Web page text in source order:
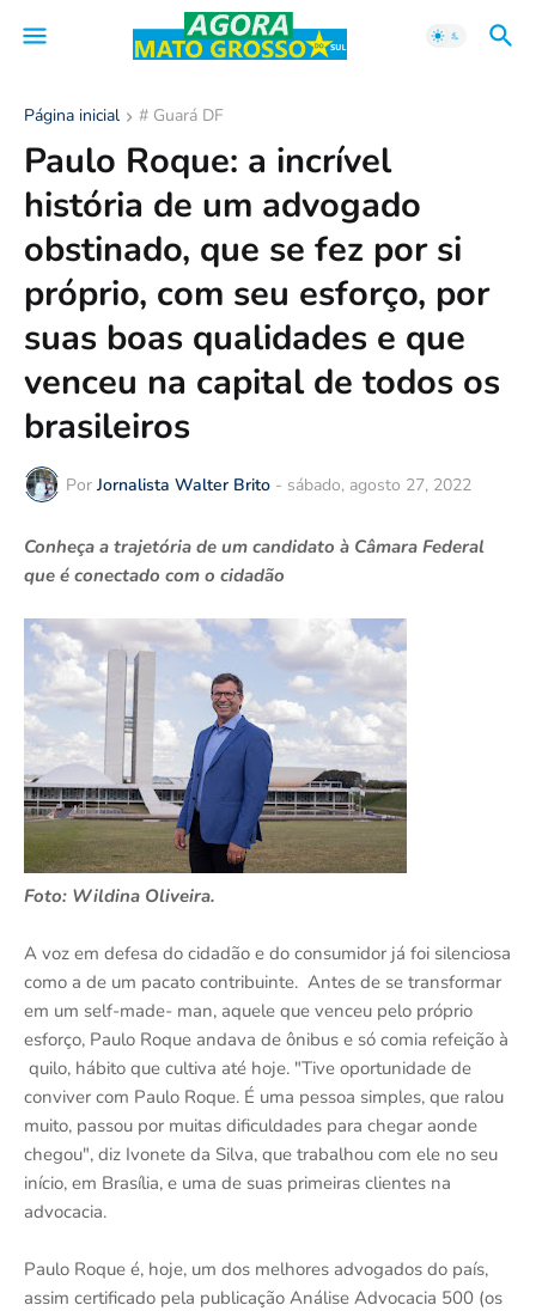
Página inicial # Guará DF
Paulo Roque: a incrível
história de um advogado
obstinado, que se fez por si
próprio, com seu esforço, por
suas boas qualidades e que
venceu na capital de todos os
brasileiros
Por Jornalista Walter Brito - sábado, agosto 27, 2022
Conheça a trajetória de um candidato à Câmara Federal
que é conectado com o cidadão
Foto: Wildina Oliveira.
A voz em defesa do cidadão e do consumidor já foi silenciosa
como a de um pacato contribuinte. Antes de se transformar
em um self-made- man, aquele que venceu pelo próprio
esforço, Paulo Roque andava de ônibus e só comia refeição à
quilo, hábito que cultiva até hoje. "Tive oportunidade de
conviver com Paulo Roque. É uma pessoa simples, que ralou
muito, passou por muitas dificuldades para chegar aonde
chegou", diz Ivonete da Silva, que trabalhou com ele no seu
início, em Brasília, e uma de suas primeiras clientes na
advocacia.
Paulo Roque é, hoje, um dos melhores advogados do país,
assim certificado pela publicação Análise Advocacia 500 (os